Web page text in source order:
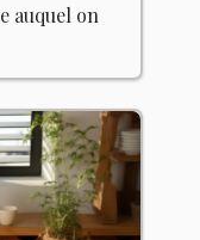
auquel on